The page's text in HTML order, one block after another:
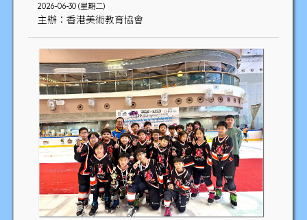
2026-06-30 (星期二)
主辦：香港美術教育協會